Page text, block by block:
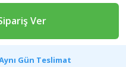
Ver
Gün Teslimat